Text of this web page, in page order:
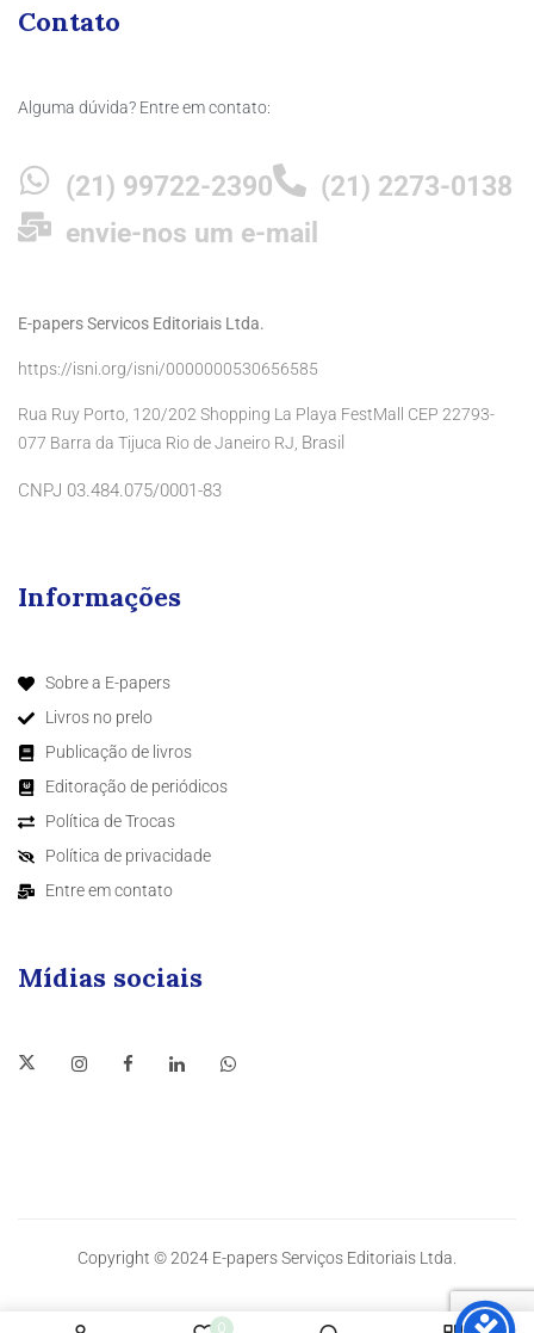
0
Contato
Alguma dúvida? Entre em contato:
(21) 99722-2390
(21) 2273-0138
envie-nos um e-mail
E-papers Servicos Editoriais Ltda.
https://isni.org/isni/0000000530656585
Rua Ruy Porto, 120/202 Shopping La Playa FestMall CEP 22793-
077 Barra da Tijuca Rio de Janeiro RJ, Brasil
CNPJ 03.484.075/0001-83
Informações
Sobre a E-papers
Livros no prelo
Publicação de livros
Editoração de periódicos
Política de Trocas
Política de privacidade
Entre em contato
Mídias sociais
Copyright © 2024 E-papers Serviços Editoriais Ltda.